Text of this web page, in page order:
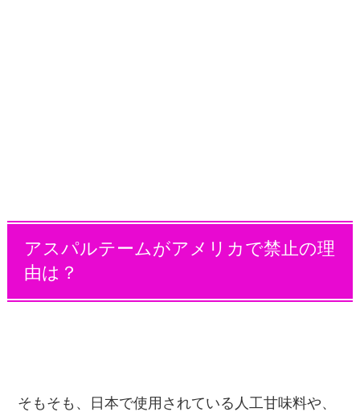
アスパルテームがアメリカ で禁止の理
由は？
そもそも、日本で使用されている人工甘味料や、